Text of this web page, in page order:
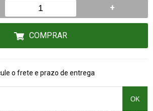
+
COMPRAR
o frete e prazo de entrega
OK